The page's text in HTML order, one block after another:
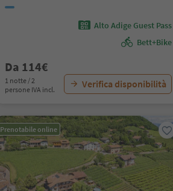
Alto Adige Guest Pass
Bett+Bike
Da 114€
1 notte / 2
persone IVA incl.
Verifica disponibilità
Prenotabile online